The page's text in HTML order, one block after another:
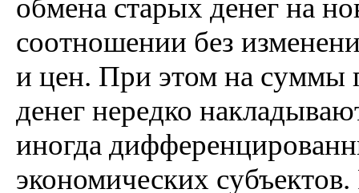
обмена старых денег на
соотношении без
и цен. При этом на суммы
денег нередко
иногда
экономических